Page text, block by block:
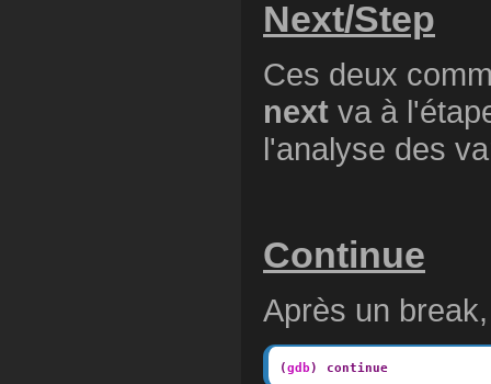
Next/Step
Ces deux
next va à
l'analyse des
Continue
Après un
(gdb ) continue